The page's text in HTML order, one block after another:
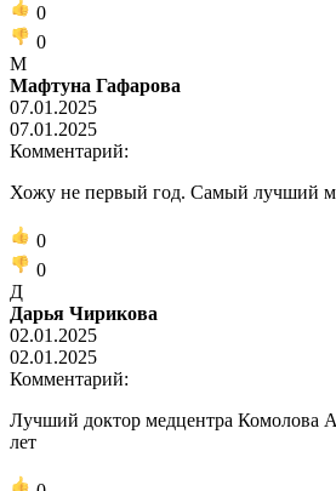
0
0
М
Мафтуна Гафарова
07.01.2025
07.01.2025
Комментарий:
Хожу не первый год. Самый лучший
0
0
Д
Дарья Чирикова
02.01.2025
02.01.2025
Комментарий:
Лучший доктор медцентра Комолова
лет